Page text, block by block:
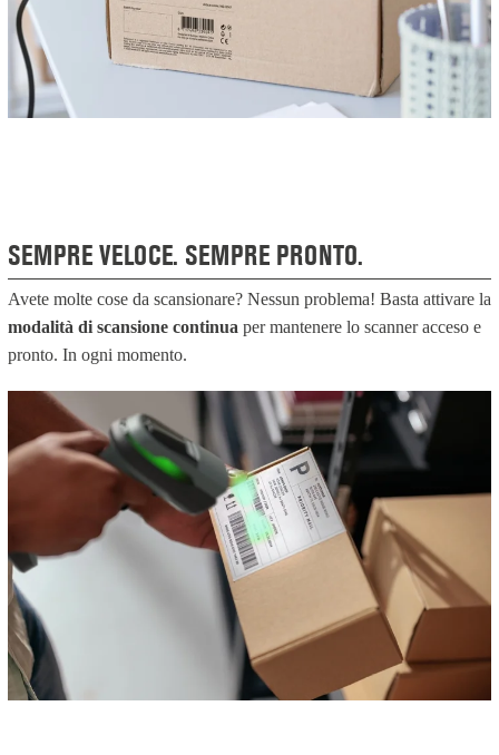
SEMPRE VELOCE. SEMPRE PRONTO.
Avete molte cose da scansionare? Nessun problema! Basta attivare la
modalità di scansione continua per mantenere lo scanner acceso e
pronto. In ogni momento.